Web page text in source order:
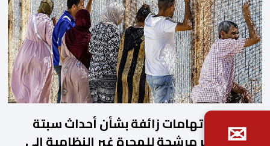
العرائش.. اتهامات زائفة بشأن أحداث سبتة
✉